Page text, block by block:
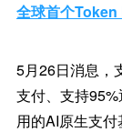
全球首个
5月26日消息，
支付、支持
用的AI原生支